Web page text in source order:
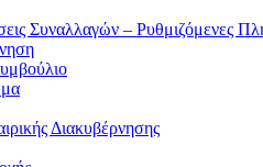
Συναλλαγών – Ρυθμιζόμενες
Διακυβέρνησης